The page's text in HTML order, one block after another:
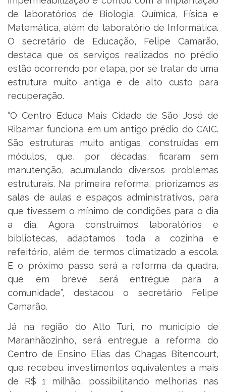
de laboratórios de Biologia, Química, Física e
Matemática, além de laboratório de Informática.
O secretário de Educação, Felipe Camarão,
destaca que os serviços realizados no prédio
estão ocorrendo por etapa, por se tratar de uma
estrutura muito antiga e de alto custo para
recuperação.
“O Centro Educa Mais Cidade de São José de
Ribamar funciona em um antigo prédio do CAIC.
São estruturas muito antigas, construídas em
módulos, que, por décadas, ficaram sem
manutenção, acumulando diversos problemas
estruturais. Na primeira reforma, priorizamos as
salas de aulas e espaços administrativos, para
que tivessem o mínimo de condições para o dia
a dia. Agora construímos laboratórios e
bibliotecas, adaptamos toda a cozinha e
refeitório, além de termos climatizado a escola.
E o próximo passo será a reforma da quadra,
que em breve será entregue para a
comunidade”, destacou o secretário Felipe
Camarão.
Já na região do Alto Turi, no município de
Maranhãozinho, será entregue a reforma do
Centro de Ensino Elias das Chagas Bitencourt,
que recebeu investimentos equivalentes a mais
de R$ 1 milhão, possibilitando melhorias nas